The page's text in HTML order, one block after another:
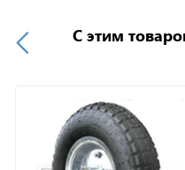
С этим